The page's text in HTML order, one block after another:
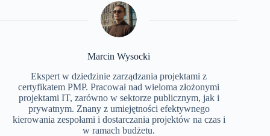
Marcin Wysocki
Ekspert w dziedzinie zarządzania projektami z
certyfikatem PMP. Pracował nad wieloma złożonymi
projektami IT, zarówno w sektorze publicznym, jak i
prywatnym. Znany z umiejętności efektywnego
kierowania zespołami i dostarczania projektów na czas i
w ramach budżetu.